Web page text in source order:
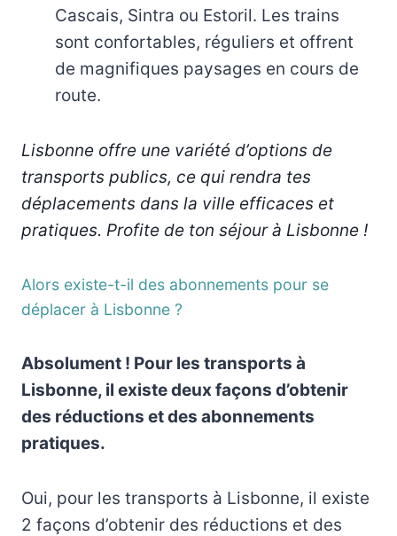
Cascais, Sintra ou Estoril. Les trains
sont confortables, réguliers et offrent
de magnifiques paysages en cours de
route.
Lisbonne offre une variété d’options de
transports publics, ce qui rendra tes
déplacements dans la ville efficaces et
pratiques. Profite de ton séjour à Lisbonne !
Alors existe-t-il des abonnements pour se
déplacer à Lisbonne ?
Absolument ! Pour les transports à
Lisbonne, il existe deux façons d’obtenir
des réductions et des abonnements
pratiques.
Oui, pour les transports à Lisbonne, il existe
2 façons d’obtenir des réductions et des